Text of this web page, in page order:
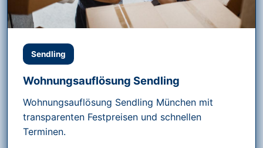
Sendling
Wohnungsauflösung Sendling
Wohnungsauflösung Sendling München mit
transparenten Festpreisen und schnellen
Terminen.